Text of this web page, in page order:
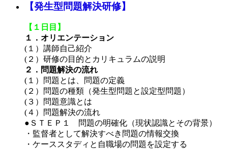
【発生型問題解決研修】
【１日目】
１．オリエンテーション
(１）講師自己紹介
(２）研修の目的とカリキュラムの説明
２．問題解決の流れ
(１）問題とは、問題の定義
(２）問題の種類（発生型問題と設定型問題）
(３）問題意識とは
(４）問題解決の流れ
●ＳＴＥＰ１ 問題の明確化（現状認識とその背景）
・監督者として解決すべき問題の情報交換
・ケーススタディと自職場の問題を設定する